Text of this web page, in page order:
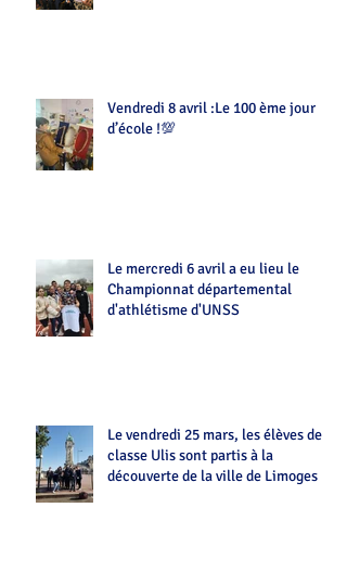
Vendredi 8 avril :Le 100 ème jour
d’école !💯
Le mercredi 6 avril a eu lieu le
Championnat départemental
d'athlétisme d'UNSS
Le vendredi 25 mars, les élèves de la
classe Ulis sont partis à la
découverte de la ville de Limoges